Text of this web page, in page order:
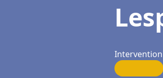
Intervention